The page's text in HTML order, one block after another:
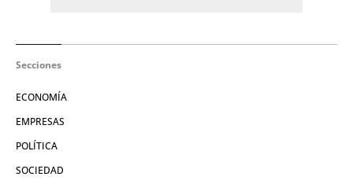
Secciones
ECONOMÍA
EMPRESAS
POLÍTICA
SOCIEDAD